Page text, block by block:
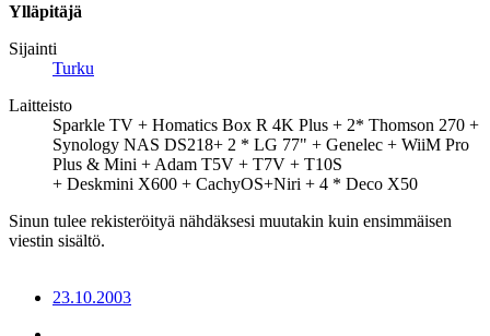
Ylläpitäjä
Sijainti
Turku
Laitteisto
Sparkle TV + Homatics Box R 4K Plus + 2* Thomson 270 +
Synology NAS DS218+ 2 * LG 77" + Genelec + WiiM Pro
Plus & Mini + Adam T5V + T7V + T10S
+ Deskmini X600 + CachyOS+Niri + 4 * Deco X50
Sinun tulee rekisteröityä nähdäksesi muutakin kuin ensimmäisen
viestin sisältö.
23.10.2003